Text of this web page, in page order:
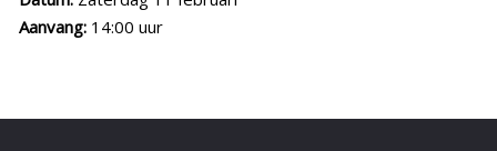
Aanvang: 14:00 uur